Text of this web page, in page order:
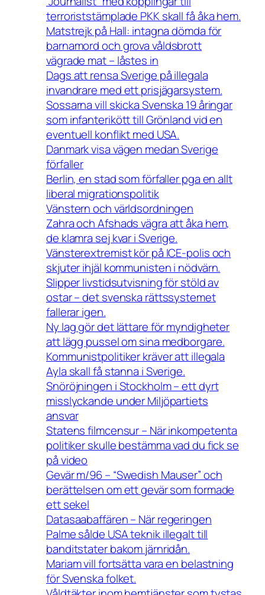
terroriststämplade PKK skall få åka hem.
Matstrejk på Hall: intagna dömda för
barnamord och grova våldsbrott
vägrade mat – låstes in
Dags att rensa Sverige på illegala
invandrare med ett prisjägarsystem.
Sossarna vill skicka Svenska 19 åringar
som infanterikött till Grönland vid en
eventuell konflikt med USA.
Danmark visa vägen medan Sverige
förfaller
Berlin, en stad som förfaller pga en allt
liberal migrationspolitik
Vänstern och världsordningen
Zahra och Afshads vägra att åka hem,
de klamra sej kvar i Sverige.
Vänsterextremist kör på ICE-polis och
skjuter ihjäl kommunisten i nödvärn.
Slipper livstidsutvisning för stöld av
ostar – det svenska rättssystemet
fallerar igen.
Ny lag gör det lättare för myndigheter
att lägg pussel om sina medborgare.
Kommunistpolitiker kräver att illegala
Ayla skall få stanna i Sverige.
Snöröjningen i Stockholm – ett dyrt
misslyckande under Miljöpartiets
ansvar
Statens filmcensur – När inkompetenta
politiker skulle bestämma vad du fick se
på video
Gevär m/96 – “Swedish Mauser” och
berättelsen om ett gevär som formade
ett sekel
Datasaabaffären – När regeringen
Palme sålde USA teknik illegalt till
banditstater bakom järnridån.
Mariam vill fortsätta vara en belastning
för Svenska folket.